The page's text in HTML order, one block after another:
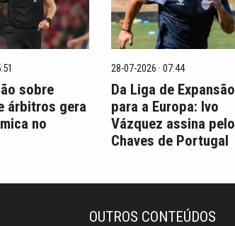
sobre
árbitros gera
no
28-07-2026 · 07:44
Da Liga de Expansão
para a Europa: Ivo
Vázquez assina pelo
Chaves de Portugal
OUTROS CONTEÚDOS